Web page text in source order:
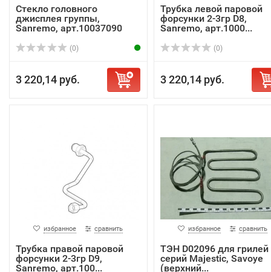
Стекло головного
джисплея группы,
Sanremo, арт.10037090
(0)
3 220,14 руб.
Трубка левой паровой
форсунки 2-3гр D8,
Sanremo, арт.1000...
(0)
3 220,14 руб.
избранное сравнить
Трубка правой паровой
форсунки 2-3гр D9,
Sanremo, арт.100...
избранное сравнить
ТЭН D02096 для грилей
серий Majestic, Savoye
(верхний...